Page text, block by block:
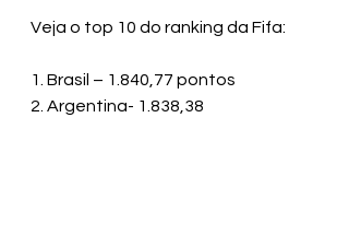
Veja o top 10 do ranking da Fifa:
1. Brasil – 1.840,77 pontos
2. Argentina- 1.838,38